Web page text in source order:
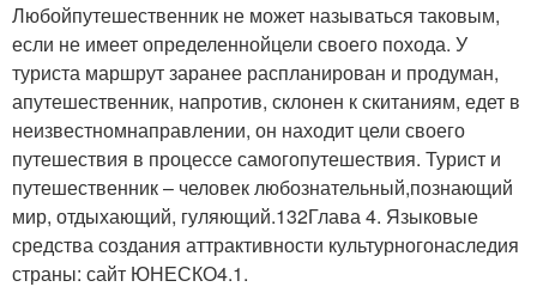
Любойпутешественник не может называться таковым,
если не имеет определеннойцели своего похода. У
туриста маршрут заранее распланирован и продуман,
апутешественник, напротив, склонен к скитаниям, едет в
неизвестномнаправлении, он находит цели своего
путешествия в процессе самогопутешествия. Турист и
путешественник – человек любознательный,познающий
мир, отдыхающий, гуляющий.132Глава 4. Языковые
средства создания аттрактивности культурногонаследия
страны: сайт ЮНЕСКО4.1.